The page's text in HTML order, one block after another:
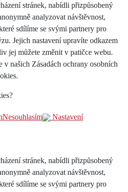
stránek, nabídli přizpůsobený
analyzovat návštěvnost,
sdílíme se svými partnery pro
Jejich nastavení upravíte odkazem
jej můžete změnit v patičce webu.
v našich Zásadách ochrany osobních
Nesouhlasím Nastavení
stránek, nabídli přizpůsobený
analyzovat návštěvnost,
sdílíme se svými partnery pro